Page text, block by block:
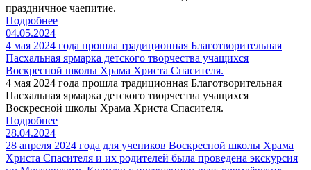
праздничное чаепитие.
Подробнее
04.05.2024
4 мая 2024 года прошла традиционная Благотворительная
Пасхальная ярмарка детского творчества учащихся
Воскресной школы Храма Христа Спасителя.
4 мая 2024 года прошла традиционная Благотворительная
Пасхальная ярмарка детского творчества учащихся
Воскресной школы Храма Христа Спасителя.
Подробнее
28.04.2024
28 апреля 2024 года для учеников Воскресной школы Храма
Христа Спасителя и их родителей была проведена экскурсия